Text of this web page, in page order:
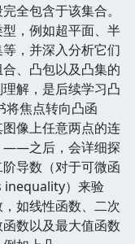
全包含于该集合。
，例如超平面、半
，并深入分析它们
、凸包以及凸集的
解，是后续学习凸
将焦点转向凸函
像上任意两点的连
——之后，会详细探
导数（对于可微函
inequality）来验
如线性函数、二次
数以及最大值函数